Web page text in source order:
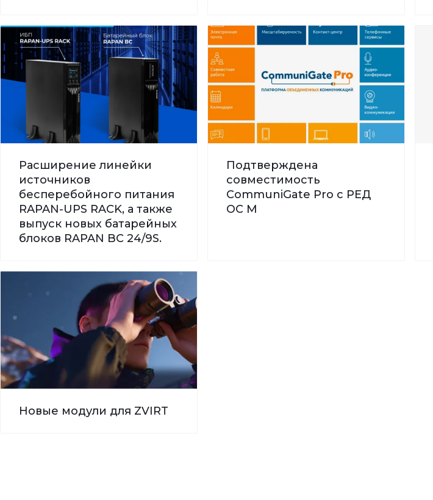
Расширение линейки
источников
бесперебойного питания
RAPAN-UPS RACK, а также
выпуск новых батарейных
блоков RAPAN BC 24/9S.
Подтверждена
совместимость
CommuniGate Pro с РЕД
ОС М
Новые модули для ZVIRT